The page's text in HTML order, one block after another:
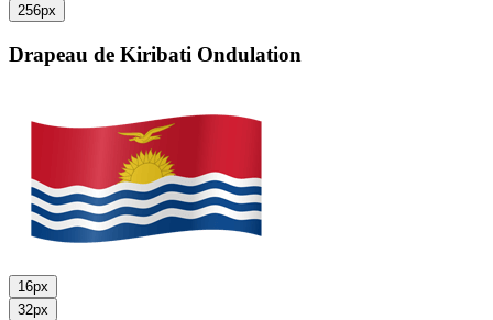
256px
Drapeau de Kiribati Ondulation
16px
32px